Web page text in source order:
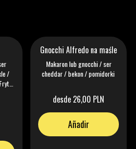
/
Gnocchi Alfredo na maśle
Makaron lub gnocchi / ser
cheddar / bekon / pomidorki
desde 26,00 PLN
Añadir